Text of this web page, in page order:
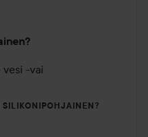
sitten
-vai
SILIKONIPOHJAINEN?